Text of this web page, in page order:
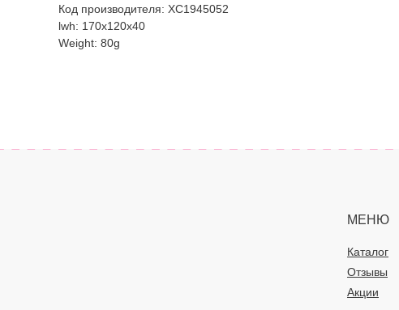
Код производителя: XC1945052
lwh: 170x120x40
Weight: 80g
МЕНЮ
Каталог
Отзывы
Акции